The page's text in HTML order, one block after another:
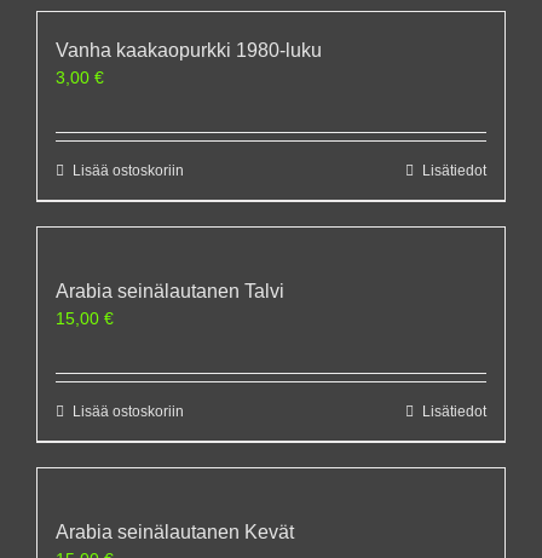
Vanha kaakaopurkki 1980-luku
3,00 €
Lisää ostoskoriin Lisätiedot
Arabia seinälautanen Talvi
15,00 €
Lisää ostoskoriin Lisätiedot
Arabia seinälautanen Kevät